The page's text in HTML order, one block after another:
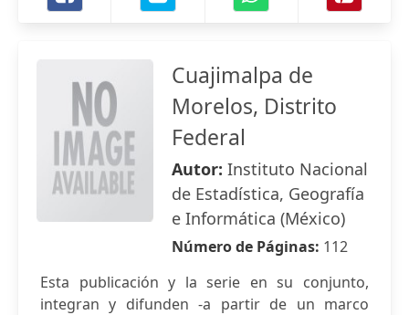
Cuajimalpa de
Morelos, Distrito
Federal
Autor: Instituto Nacional
de Estadística, Geografía
e Informática (México)
Número de Páginas: 112
Esta publicación y la serie en su conjunto,
integran y difunden -a partir de un marco